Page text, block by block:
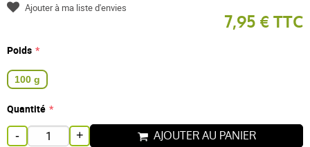
7,95 € TTC
Poids
100 g
Quantité
- + AJOUTER AU PANIER
Ajouter à ma liste d'envies